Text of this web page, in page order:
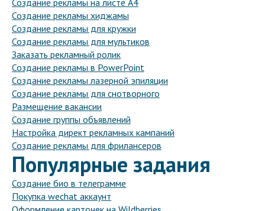
Создание рекламы на листе А4
Создание рекламы хиджамы
Создание рекламы для кружки
Создание рекламы для мультиков
Заказать рекламный ролик
Создание рекламы в PowerPoint
Создание рекламы лазерной эпиляции
Создание рекламы для снотворного
Размещение вакансии
Создание группы объявлений
Настройка директ рекламных кампаний
Создание рекламы для фрилансеров
Популярные задания
Создание био в телеграмме
Покупка wechat аккаунт